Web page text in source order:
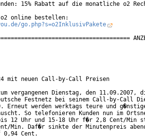
15% Rabatt auf die monatliche o2
go.php?s=o2InklusivPakete
mit neuen Call-by-Call Preisen
vergangenen Dienstag, den 11.09.2007,
Festnetz bei seinem Call-by-Call
Erneut werden werktags teure und
So telefonieren Kunden nun im
12 Uhr und 15-18 Uhr f�r 2,8 Cent/Min
Min. Daf�r sinkte der Minutenpreis
0,94 Cent.